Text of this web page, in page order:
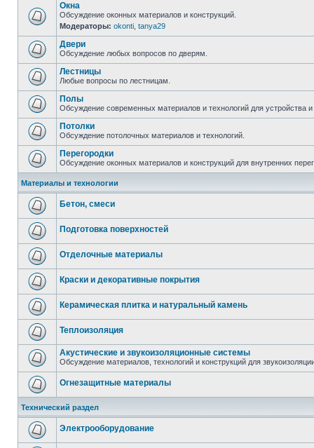
Окна
Обсуждение оконных материалов и конструкций.
Модераторы: okonti tanya29
Двери
Обсуждение любых вопросов по дверям.
Лестницы
Любые вопросы по лестницам.
Полы
Обсуждение современных материалов и технологий для устройства
Потолки
Обсуждение потолочных материалов и технологий.
Перегородки
Обсуждение оконных материалов и конструкций для внутренних
Материалы и технологии
Бетон, смеси
Подготовка поверхностей
Отделочные материалы
Краски и декоративные покрытия
Керамическая плитка и натуральный камень
Теплоизоляция
Акустические и звукоизоляционные системы
Обсуждение материалов, технологий и конструкций для
Огнезащитные материалы
Технический раздел
Электрооборудование